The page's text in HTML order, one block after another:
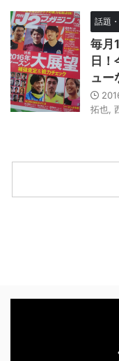
話題
毎月
日
ュー
拓也